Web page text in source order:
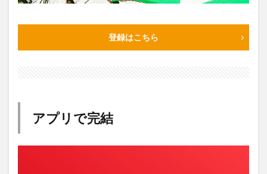
登録はこちら
アプリで完結